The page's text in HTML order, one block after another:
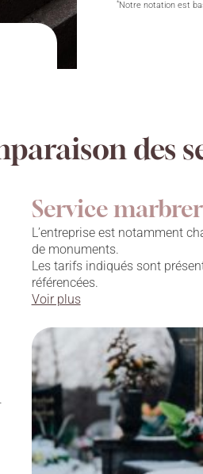
*Notre notation est
des
Service
L’entreprise est notamment
de monuments.
Les tarifs indiqués sont
référencées.
Voir plus